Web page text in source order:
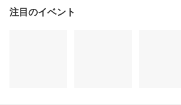
注目のイベント